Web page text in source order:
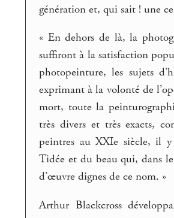
génération et, qui sait ! une
« En dehors de là, la
suffiront à la satisfaction
photopeinture, les sujets
exprimant à la volonté de
mort, toute la
très divers et très exacts,
peintres au XXIe siècle, il y
Tidée et du beau qui, dans
d’œuvre dignes de ce nom. »
Arthur Blackcross